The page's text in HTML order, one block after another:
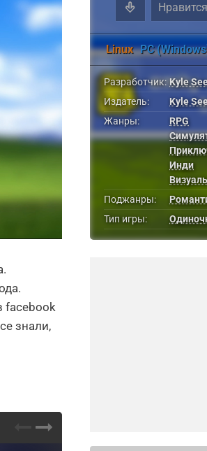
facebook
знали,
Нравится
Linux PC
Разработчик: Kyle
Издатель:
Kyle
Жанры:
RPG
Инди
Поджанры:
Тип игры: